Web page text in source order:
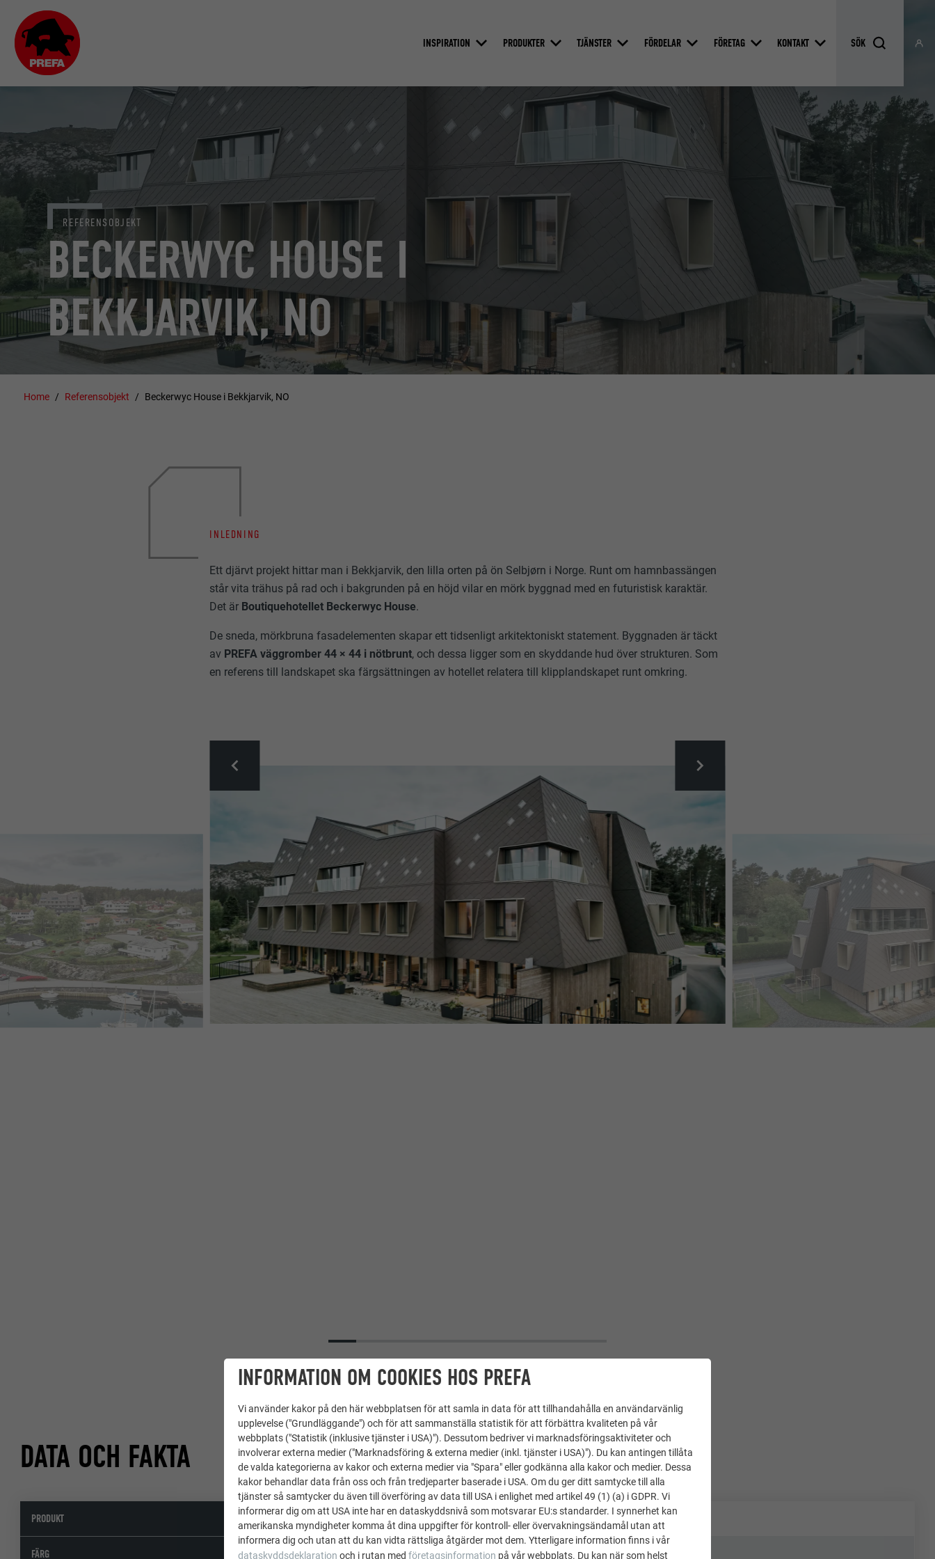
INSPIRATION PRODUKTER TJÄNSTER FÖRDELAR FÖRETAG KONTAKT
BECKERWYC HOUSE I
BEKKJARVIK, NO
REFERENSOBJEKT
Home Referensobjekt Beckerwyc House i Bekkjarvik, NO
INLEDNING
Ett djärvt projekt hittar man i Bekkjarvik, den lilla orten på ön Selbjørn i Norge. Runt om hamnbassängen
står vita trähus på rad och i bakgrunden på en höjd vilar en mörk byggnad med en futuristisk karaktär.
Det är Boutiquehotellet Beckerwyc House.
De sneda, mörkbruna fasadelementen skapar ett tidsenligt arkitektoniskt statement. Byggnaden är täckt
av PREFA väggromber 44 × 44 i nötbrunt, och dessa ligger som en skyddande hud över strukturen. Som
en referens till landskapet ska färgsättningen av hotellet relatera till klipplandskapet runt omkring.
DATA OCH FAKTA
PRODUKT Väggromb 44 × 44
FÄRG 11 P.10 nötbrun
INFORMATION OM COOKIES HOS PREFA
Vi använder kakor på den här webbplatsen för att samla in data för att tillhandahålla en användarvänlig
upplevelse ("Grundläggande") och för att sammanställa statistik för att förbättra kvaliteten på vår
webbplats ("Statistik (inklusive tjänster i USA)"). Dessutom bedriver vi marknadsföringsaktiviteter och
involverar externa medier ("Marknadsföring & externa medier (inkl. tjänster i USA)"). Du kan antingen tillåta
de valda kategorierna av kakor och externa medier via "Spara" eller godkänna alla kakor och medier. Dessa
kakor behandlar data från oss och från tredjeparter baserade i USA. Om du ger ditt samtycke till alla
tjänster så samtycker du även till överföring av data till USA i enlighet med artikel 49 (1) (a) i GDPR. Vi
informerar dig om att USA inte har en dataskyddsnivå som motsvarar EU:s standarder. I synnerhet kan
amerikanska myndigheter komma åt dina uppgifter för kontroll- eller övervakningsändamål utan att
informera dig och utan att du kan vidta rättsliga åtgärder mot dem. Ytterligare information finns i vår
dataskyddsdeklaration och i rutan med företagsinformation på vår webbplats. Du kan när som helst